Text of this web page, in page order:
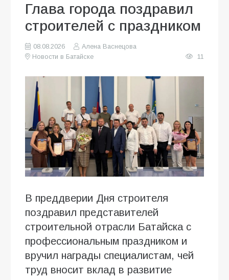
Глава города поздравил
строителей с праздником
08.08.2026
Алена Васнецова
Новости в Батайске
11
В преддверии Дня строителя
поздравил представителей
строительной отрасли Батайска с
профессиональным праздником и
вручил награды специалистам, чей
труд вносит вклад в развитие